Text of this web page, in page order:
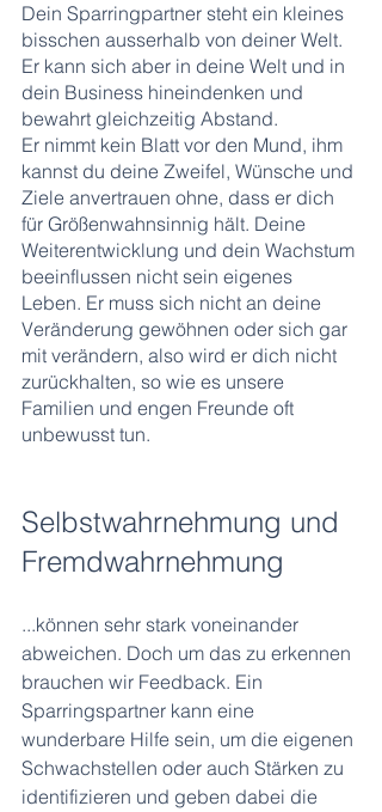
Dein Sparringpartner steht ein kleines
bisschen ausserhalb von deiner Welt.
Er kann sich aber in deine Welt und in
dein Business hineindenken und
bewahrt gleichzeitig Abstand.
Er nimmt kein Blatt vor den Mund, ihm
kannst du deine Zweifel, Wünsche und
Ziele anvertrauen ohne, dass er dich
für Größenwahnsinnig hält. Deine
Weiterentwicklung und dein Wachstum
beeinflussen nicht sein eigenes
Leben. Er muss sich nicht an deine
Veränderung gewöhnen oder sich gar
mit verändern, also wird er dich nicht
zurückhalten, so wie es unsere
Familien und engen Freunde oft
unbewusst tun.
Selbstwahrnehmung und
Fremdwahrnehmung
...können sehr stark voneinander
abweichen. Doch um das zu erkennen
brauchen wir Feedback. Ein
Sparringspartner kann eine
wunderbare Hilfe sein, um die eigenen
Schwachstellen oder auch Stärken zu
identifizieren und geben dabei die